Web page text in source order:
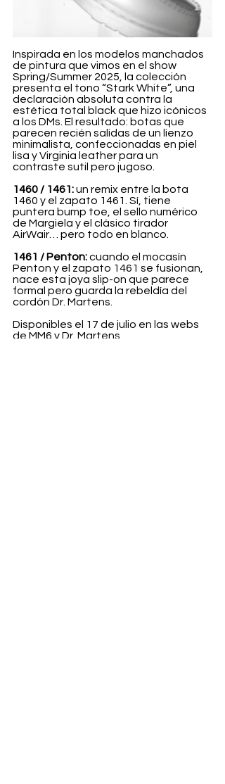
Inspirada en los modelos manchados
de pintura que vimos en el show
Spring/Summer 2025, la colección
presenta el tono “Stark White”, una
declaración absoluta contra la
estética total black que hizo icónicos
a los DMs. El resultado: botas que
parecen recién salidas de un lienzo
minimalista, confeccionadas en piel
lisa y Virginia leather para un
contraste sutil pero jugoso.
1460 / 1461: un remix entre la bota
1460 y el zapato 1461. Sí, tiene
puntera bump toe, el sello numérico
de Margiela y el clásico tirador
AirWair… pero todo en blanco.
1461 / Penton: cuando el mocasín
Penton y el zapato 1461 se fusionan,
nace esta joya slip-on que parece
formal pero guarda la rebeldía del
cordón Dr. Martens.
Disponibles el 17 de julio en las webs
de MM6 y Dr. Martens.